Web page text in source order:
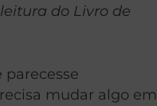
do Livro de
mudar algo em